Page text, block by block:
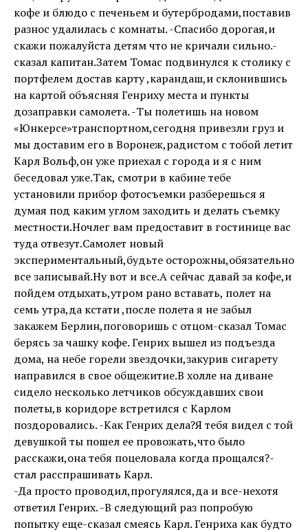
кофе и блюдо с печеньем и бутербродами,поставив
разнос удалилась с комнаты. -Спасибо дорогая,и
скажи пожалуйста детям что не кричали сильно.-
сказал капитан.Затем Томас подвинулся к столику с
портфелем достав карту ,карандаш,и склонившись
на картой объясняя Генриху места и пункты
дозаправки самолета. -Ты полетишь на новом
«Юнкерсе»транспортном,сегодня привезли груз и
мы доставим его в Воронеж,радистом с тобой летит
Карл Вольф,он уже приехал с города и я с ним
беседовал уже.Так, смотри в кабине тебе
установили прибор фотосъемки разберешься я
думая под каким углом заходить и делать съемку
местности.Ночлег вам предоставит в гостинице вас
туда отвезут.Самолет новый
экспериментальный,будьте осторожны,обязательно
все записывай.Ну вот и все.А сейчас давай за кофе,и
пойдем отдыхать,утром рано вставать, полет на
семь утра,да кстати ,после полета я не забыл
закажем Берлин,поговоришь с отцом-сказал Томас
берясь за чашку кофе. Генрих вышел из подъезда
дома, на небе горели звездочки,закурив сигарету
направился в свое общежитие.В холле на диване
сидело несколько летчиков обсуждавших свои
полеты,в коридоре встретился с Карлом
поздоровались. -Как Генрих дела?Я тебя видел с той
девушкой ты пошел ее провожать,что было
расскажи,она тебя поцеловала когда прощался?-
стал расспрашивать Карл.
-Да просто проводил,прогулялся,да и все-нехотя
ответил Генрих. -В следующий раз попробую
попытку еще-сказал смеясь Карл. Генриха как будто